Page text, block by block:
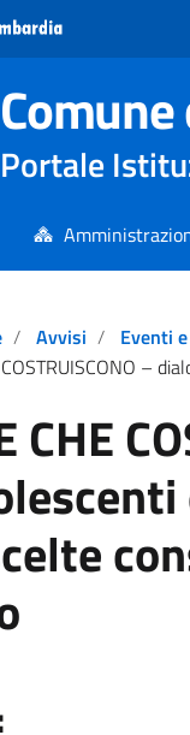
Portale
Avvisi
Eventi
adolescenti e genitori sui rischi e sulle scelte consapevoli
CHE